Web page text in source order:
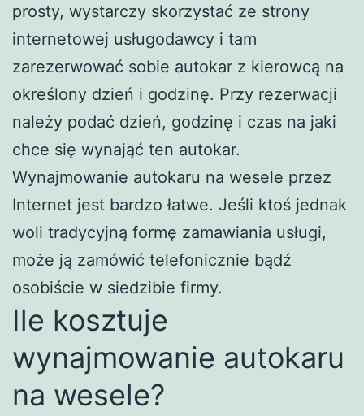
prosty, wystarczy skorzystać ze strony
internetowej usługodawcy i tam
zarezerwować sobie autokar z kierowcą na
określony dzień i godzinę. Przy rezerwacji
należy podać dzień, godzinę i czas na jaki
chce się wynająć ten autokar.
Wynajmowanie autokaru na wesele przez
Internet jest bardzo łatwe. Jeśli ktoś jednak
woli tradycyjną formę zamawiania usługi,
może ją zamówić telefonicznie bądź
osobiście w siedzibie firmy.
Ile kosztuje
wynajmowanie autokaru
na wesele?